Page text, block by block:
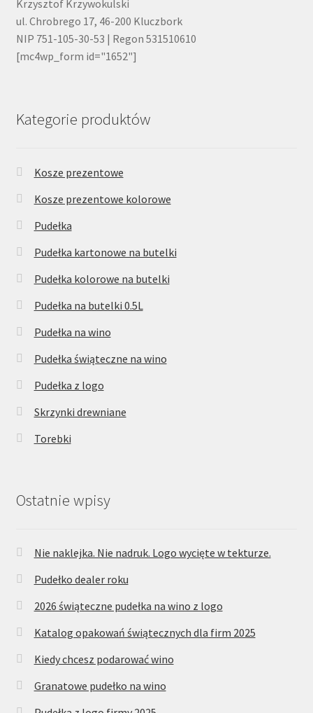
Krzysztof Krzywokulski
ul. Chrobrego 17, 46-200 Kluczbork
NIP 751-105-30-53 | Regon 531510610
[mc4wp_form id="1652"]
Kategorie produktów
Kosze prezentowe
Kosze prezentowe kolorowe
Pudełka
Pudełka kartonowe na butelki
Pudełka kolorowe na butelki
Pudełka na butelki 0.5L
Pudełka na wino
Pudełka świąteczne na wino
Pudełka z logo
Skrzynki drewniane
Torebki
Ostatnie wpisy
Nie naklejka. Nie nadruk. Logo wycięte w tekturze.
Pudełko dealer roku
2026 świąteczne pudełka na wino z logo
Katalog opakowań świątecznych dla firm 2025
Kiedy chcesz podarować wino
Granatowe pudełko na wino